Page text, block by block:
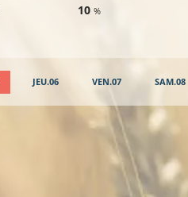
10%
JEU.06 VEN.07 SAM.08